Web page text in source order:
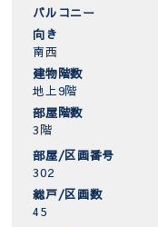
バルコニー
向き
南西
建物階数
地上9階
部屋階数
3階
部屋/区画番号
302
総戸/区画数
45